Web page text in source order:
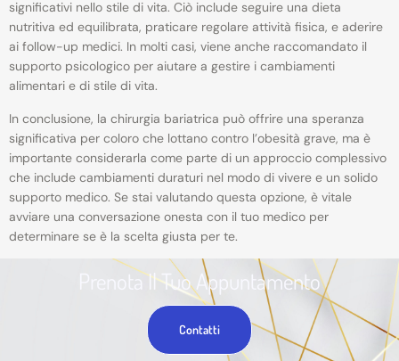
significativi nello stile di vita. Ciò include seguire una dieta
nutritiva ed equilibrata, praticare regolare attività fisica, e aderire
ai follow-up medici. In molti casi, viene anche raccomandato il
supporto psicologico per aiutare a gestire i cambiamenti
alimentari e di stile di vita.
In conclusione, la chirurgia bariatrica può offrire una speranza
significativa per coloro che lottano contro l’obesità grave, ma è
importante considerarla come parte di un approccio complessivo
che include cambiamenti duraturi nel modo di vivere e un solido
supporto medico. Se stai valutando questa opzione, è vitale
avviare una conversazione onesta con il tuo medico per
determinare se è la scelta giusta per te.
Prenota Il Tuo Appuntamento
Contatti